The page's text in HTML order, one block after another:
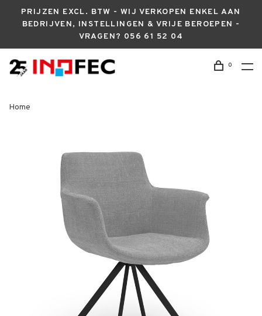
PRIJZEN EXCL. BTW - WIJ VERKOPEN ENKEL AAN
BEDRIJVEN, INSTELLINGEN & VRIJE BEROEPEN -
VRAGEN? 056 61 52 04
0
Home